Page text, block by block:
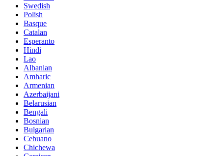
Swedish
Polish
Basque
Catalan
Esperanto
Hindi
Lao
Albanian
Amharic
Armenian
Azerbaijani
Belarusian
Bengali
Bosnian
Bulgarian
Cebuano
Chichewa